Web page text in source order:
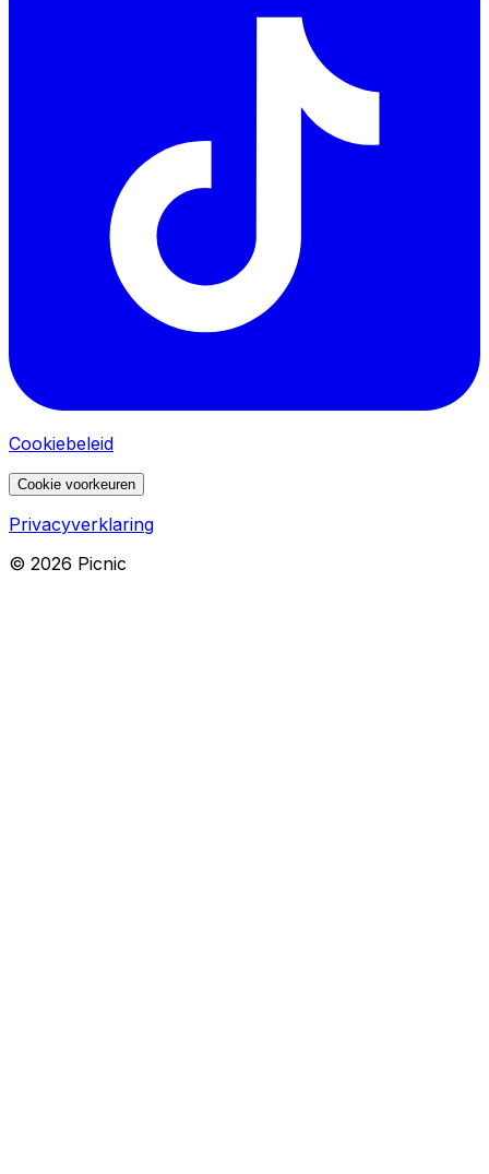
Cookiebeleid
Cookie voorkeuren
Privacyverklaring
© 2026 Picnic